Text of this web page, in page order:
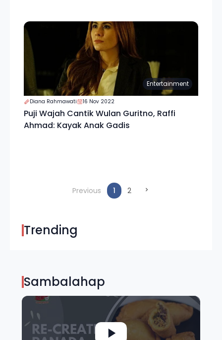
Entertainment
Diana Rahmawati 16 Nov 2022
Puji Wajah Cantik Wulan Guritno, Raffi
Ahmad: Kayak Anak Gadis
Previous 1(current)
2
Trending
Sambalahap